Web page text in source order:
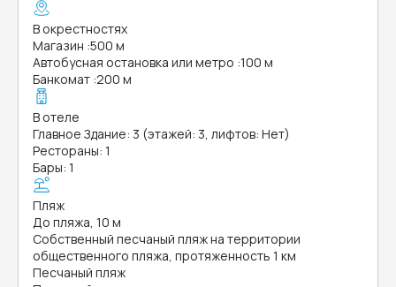
В окрестностях
Магазин :500 м
Автобусная остановка или метро :100 м
Банкомат :200 м
В отеле
Главное Здание: 3 (этажей: 3, лифтов: Нет)
Рестораны: 1
Бары: 1
Пляж
До пляжа, 10 м
Собственный песчаный пляж на территории
общественного пляжа, протяженность 1 км
Песчаный пляж